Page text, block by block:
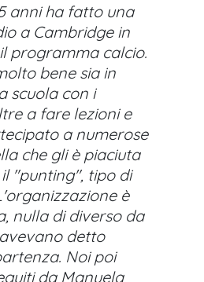
anni ha fatto una
a Cambridge in
programma calcio.
bene sia in
scuola con i
a fare lezioni e
a numerose
che gli è piaciuta
"punting", tipo di
è
nulla di diverso da
detto
Noi poi
da Manuela